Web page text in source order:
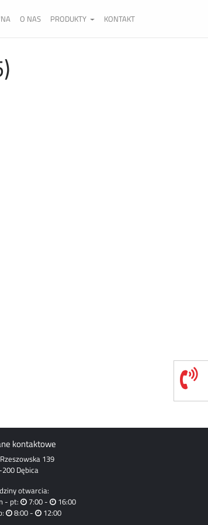
O NAS PRODUKTY KONTAKT
kontaktowe
139
Dębica
otwarcia:
- pt:
7:00 -
16:00
8:00 - 12:00